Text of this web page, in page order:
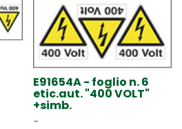
E91654A - foglio n. 6
etic.aut. "400 VOLT"
+simb.
-